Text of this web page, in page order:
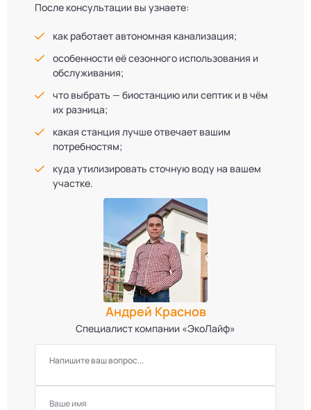
После консультации вы узнаете:
как работает автономная канализация;
особенности её сезонного использования и
обслуживания;
что выбрать — биостанцию или септик и в чём
их разница;
какая станция лучше отвечает вашим
потребностям;
куда утилизировать сточную воду на вашем
участке.
Андрей Краснов
Специалист компании «ЭкоЛайф»